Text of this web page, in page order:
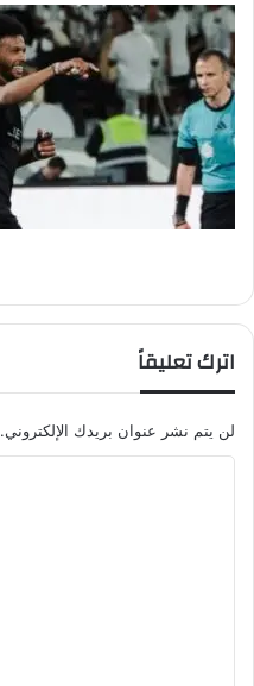
اترك تعليقاً
لن يتم نشر عنوان بريدك الإلكتروني.